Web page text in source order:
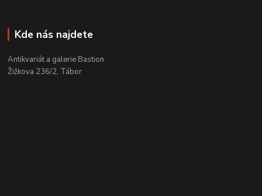
Kde nás najdete
Antikvariát a galerie Bastion
Žižkova 236/2, Tábor